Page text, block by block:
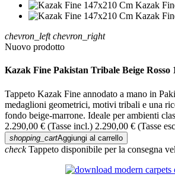
chevron_left chevron_right
Nuovo prodotto
Kazak Fine Pakistan Tribale Beige Rosso
Tappeto Kazak Fine annodato a mano in
medaglioni geometrici, motivi tribali e una
fondo beige-marrone. Ideale per ambienti
2.290,00 € (Tasse incl.) 2.290,00 € (Tasse
shopping_cartAggiungi al carrello
checkTappeto disponibile per la consegna